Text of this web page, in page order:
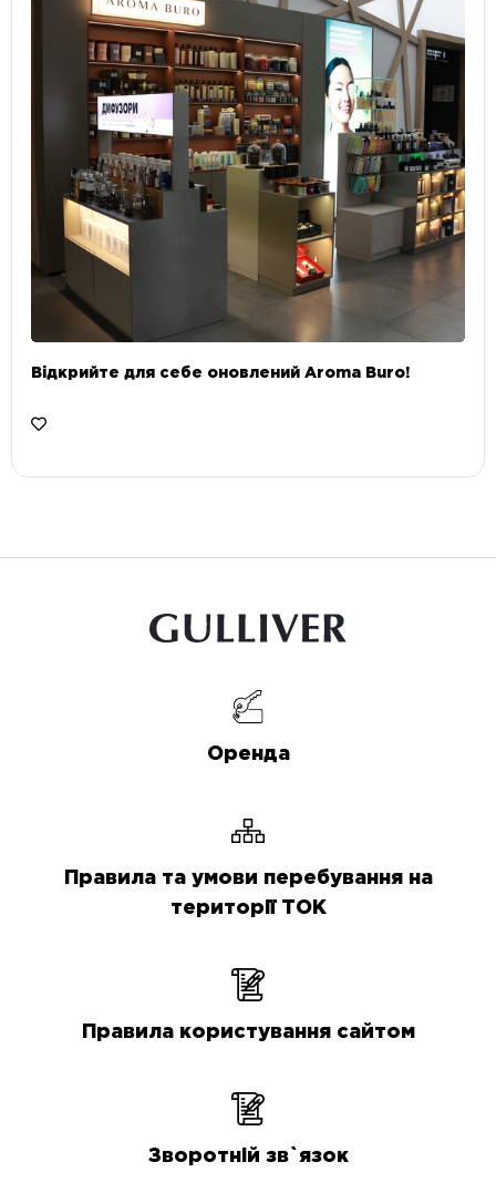
Відкрийте для себе оновлений Aroma Buro! ⠀
Оренда
Правила та умови перебування на
території ТОК
Правила користування сайтом
Зворотній зв`язок